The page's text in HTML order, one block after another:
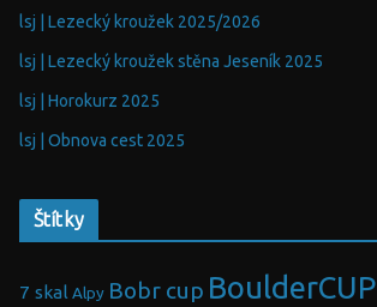
lsj | Lezecký kroužek 2025/2026
lsj | Lezecký kroužek stěna Jeseník 2025
lsj | Horokurz 2025
lsj | Obnova cest 2025
Štítky
7 skal Alpy Bobr cup BoulderCUP